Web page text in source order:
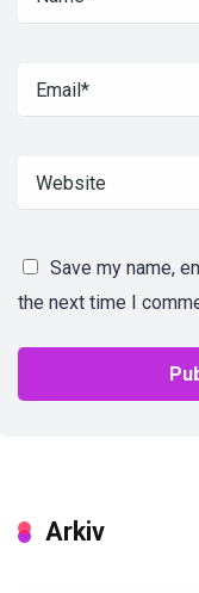
Save my name,
the next time I
Arkiv